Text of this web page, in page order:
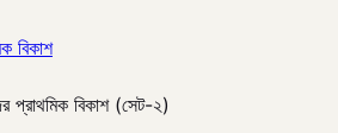
বিকাশ
প্রাথমিক বিকাশ (সেট-২)